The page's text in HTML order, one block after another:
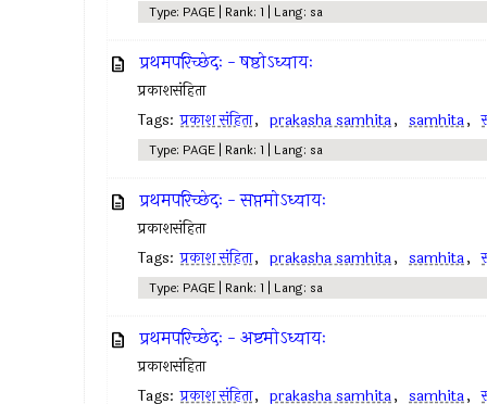
Type: PAGE | Rank: 1 | Lang: sa
प्रथमपरिच्छेदः - षष्ठोऽध्यायः
प्रकाशसंहिता
Tags: प्रकाश संहिता, prakasha samhita, samhita,
Type: PAGE | Rank: 1 | Lang: sa
प्रथमपरिच्छेदः - सप्तमोऽध्यायः
प्रकाशसंहिता
Tags: प्रकाश संहिता, prakasha samhita, samhita,
Type: PAGE | Rank: 1 | Lang: sa
प्रथमपरिच्छेदः - अष्टमोऽध्यायः
प्रकाशसंहिता
Tags: प्रकाश संहिता, prakasha samhita, samhita,